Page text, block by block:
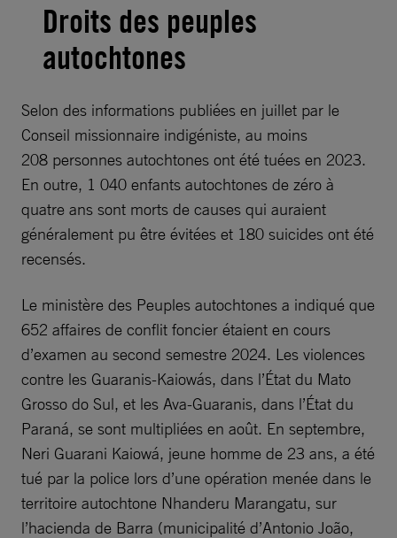
Droits des peuples
autochtones
Selon des informations publiées en juillet par le
Conseil missionnaire indigéniste, au moins
208 personnes autochtones ont été tuées en 2023.
En outre, 1 040 enfants autochtones de zéro à
quatre ans sont morts de causes qui auraient
généralement pu être évitées et 180 suicides ont été
recensés.
Le ministère des Peuples autochtones a indiqué que
652 affaires de conflit foncier étaient en cours
d’examen au second semestre 2024. Les violences
contre les Guaranis-Kaiowás, dans l’État du Mato
Grosso do Sul, et les Ava-Guaranis, dans l’État du
Paraná, se sont multipliées en août. En septembre,
Neri Guarani Kaiowá, jeune homme de 23 ans, a été
tué par la police lors d’une opération menée dans le
territoire autochtone Nhanderu Marangatu, sur
l’hacienda de Barra (municipalité d’Antonio João,